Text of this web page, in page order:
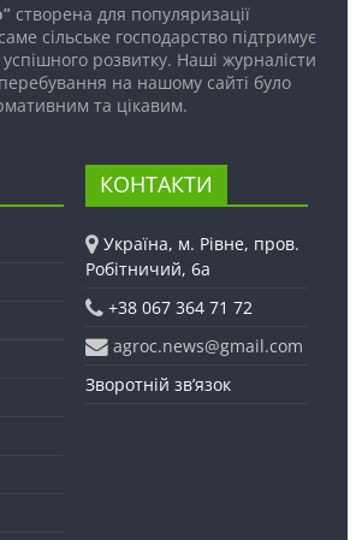
створена для популяризації
сільське господарство підтримує
розвитку. Наші журналісти
на нашому сайті було
та цікавим.
КОНТАКТИ
Україна, м. Рівне, пров.
Робітничий, 6а
+38 067 364 71 72
agroc.news@gmail.com
Зворотній зв’язок